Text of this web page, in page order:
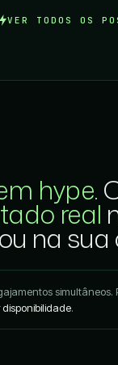
VER TODOS OS
hype.
real
na sua
simultâneos.
.